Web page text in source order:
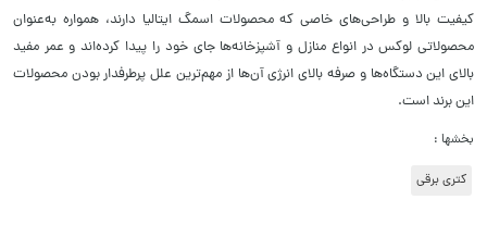
کیفیت بالا و طراحی‌های خاصی که محصولات اسمگ ایتالیا دارند، همواره به‌عنوان
محصولاتی لوکس در انواع منازل و آشپزخانه‌ها جای خود را پیدا کرده‌اند و عمر مفید
بالای این دستگاه‌ها و صرفه بالای انرژی آن‌ها از مهم‌ترین علل پرطرفدار بودن محصولات
این برند است.
بخشها :
کتری برقی